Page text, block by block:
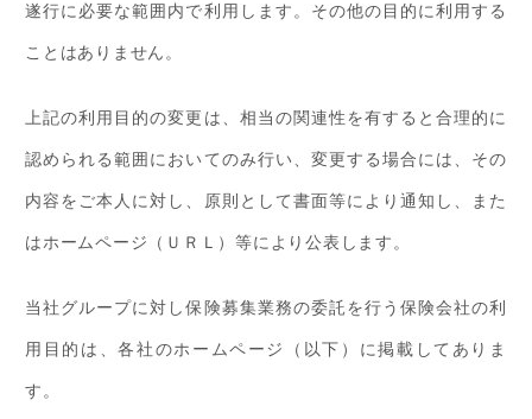
遂行に必要な範囲内で利用します。その他の目的に利用する
ことはありません。
上記の利用目的の変更は、相当の関連性を有すると合理的に
認められる範囲においてのみ行い、変更する場合には、その
内容をご本人に対し、原則として書面等により通知し、また
はホームページ（ＵＲＬ）等により公表します。
当社グループに対し保険募集業務の委託を行う保険会社の利
用目的は、各社のホームページ（以下）に掲載してありま
す。